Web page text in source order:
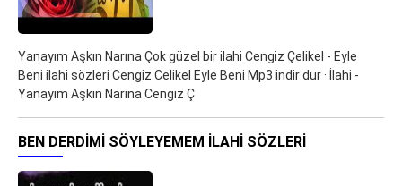
Yanayım Aşkın Narına Çok güzel bir ilahi Cengiz Çelikel - Eyle
Beni ilahi sözleri Cengiz Celikel Eyle Beni Mp3 indir dur · İlahi -
Yanayım Aşkın Narına Cengiz Ç
BEN DERDIMI SÖYLEYEMEM ILAHI SÖZLERI